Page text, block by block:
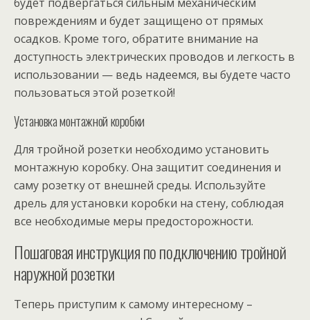
повреждениям и будет защищено от прямых
осадков. Кроме того, обратите внимание на
доступность электрических проводов и легкость в
использовании — ведь надеемся, вы будете часто
пользоваться этой розеткой!
Установка монтажной коробки
Для тройной розетки необходимо установить
монтажную коробку. Она защитит соединения и
саму розетку от внешней среды. Используйте
дрель для установки коробки на стену, соблюдая
все необходимые меры предосторожности.
Пошаговая инструкция по подключению тройной
наружной розетки
Теперь приступим к самому интересному –